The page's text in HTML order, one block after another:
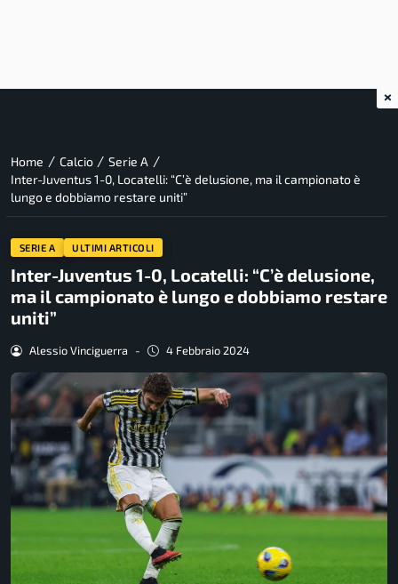
Home / Calcio / Serie A /
Inter-Juventus 1-0, Locatelli: “C’è delusione, ma il campionato è
lungo e dobbiamo restare uniti”
SERIE A ULTIMI ARTICOLI
Inter-Juventus 1-0, Locatelli: “C’è delusione,
ma il campionato è lungo e dobbiamo restare
uniti”
Alessio Vinciguerra - 4 Febbraio 2024
×